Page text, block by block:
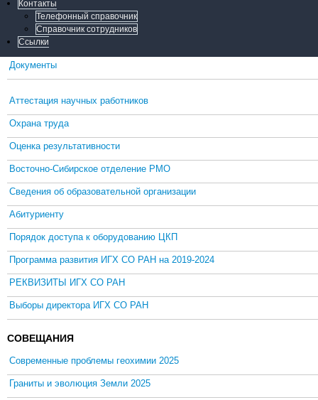
Контакты
Телефонный справочник
Справочник сотрудников
Ссылки
Документы
Аттестация научных работников
Охрана труда
Оценка результативности
Восточно-Сибирское отделение РМО
Сведения об образовательной организации
Абитуриенту
Порядок доступа к оборудованию ЦКП
Программа развития ИГХ СО РАН на 2019-2024
РЕКВИЗИТЫ ИГХ СО РАН
Выборы директора ИГХ СО РАН
СОВЕЩАНИЯ
Современные проблемы геохимии 2025
Граниты и эволюция Земли 2025